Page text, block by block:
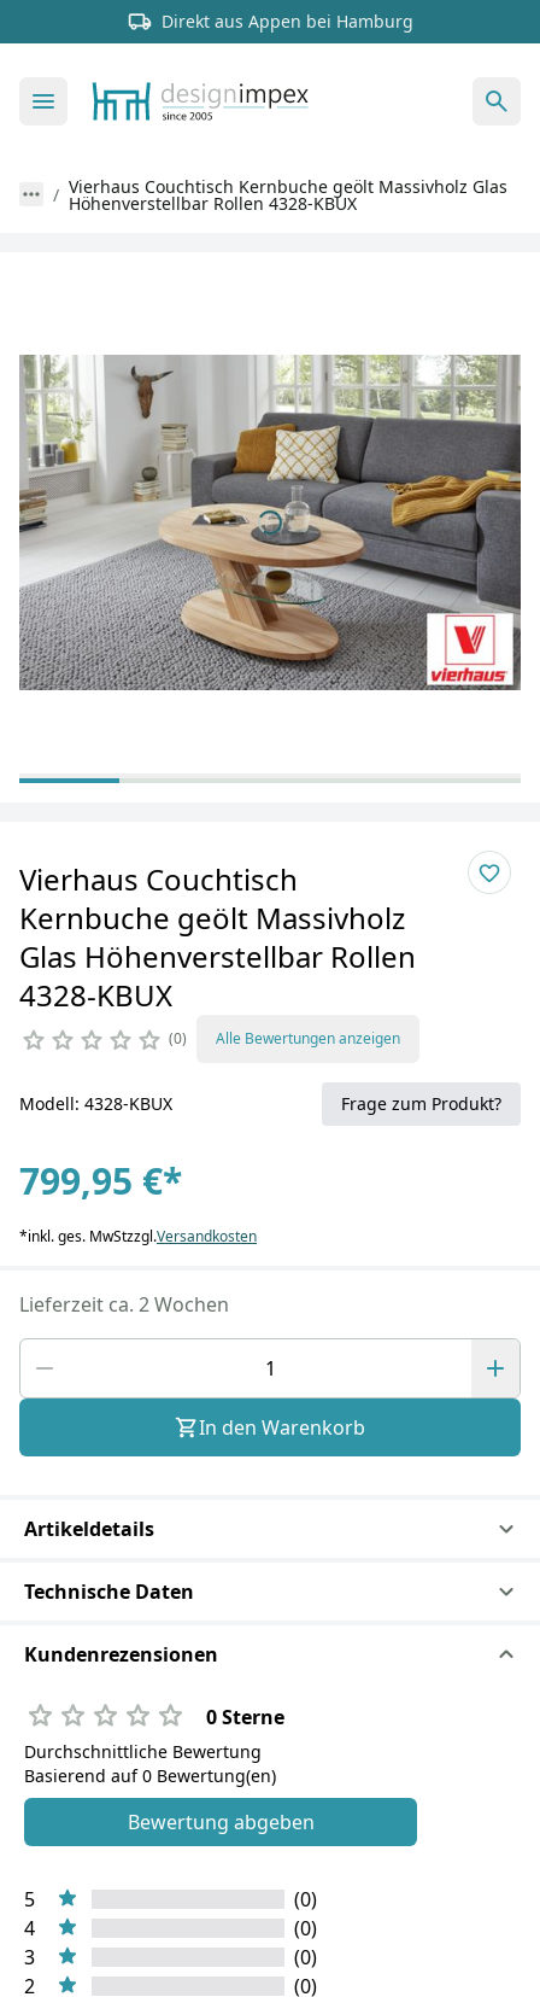
Direkt aus Appen bei Hamburg
Vierhaus Couchtisch Kernbuche geölt Massivholz Glas
Höhenverstellbar Rollen 4328-KBUX
Vierhaus Couchtisch
Kernbuche geölt Massivholz
Glas Höhenverstellbar Rollen
4328-KBUX
0 Alle Bewertungen anzeigen
Modell: 4328-KBUX Frage zum Produkt?
799,95 €*
*inkl. ges. MwStzzgl.Versandkosten
Lieferzeit ca. 2 Wochen
In den Warenkorb
Artikeldetails
Technische Daten
Kundenrezensionen
0 Sterne
Durchschnittliche Bewertung
Basierend auf 0 Bewertung(en)
Bewertung abgeben
5
(0)
4
(0)
3
(0)
2
(0)